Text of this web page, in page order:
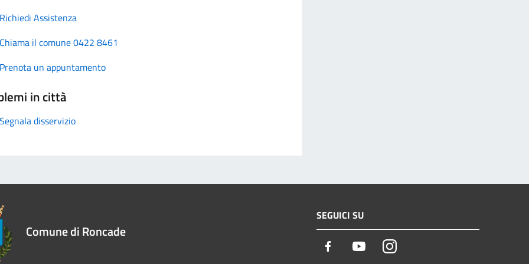
Richiedi Assistenza
Chiama il comune 0422 8461
Prenota un appuntamento
in città
Segnala disservizio
Comune di Roncade
SEGUICI SU
Facebook YoutubeInstagram